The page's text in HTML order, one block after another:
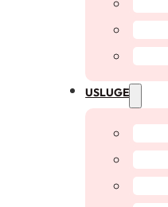
USLUGE